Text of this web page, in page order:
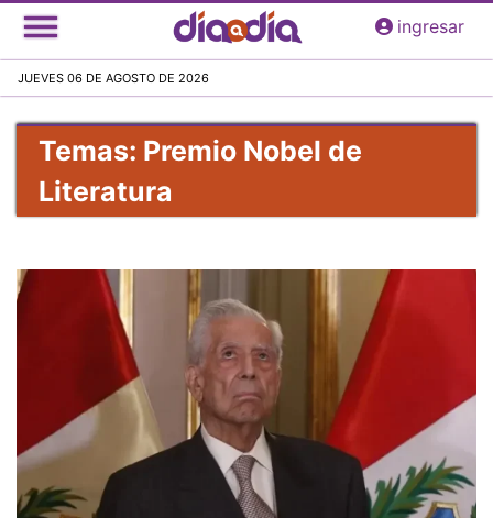
Pasar
al
principal
ingresar
JUEVES 06 DE AGOSTO DE 2026
Temas: Premio Nobel de
Literatura